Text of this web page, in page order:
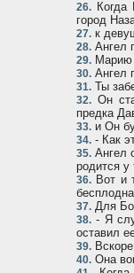
26. Когда
город
27. к
28. Aнгел
29. Марию
30. Aнгел
31. Ты
32. Он
предка
33. и Он
34. - Как
35. Aнгел
родится
36. Вот и
37. Для
38. - Я
оставил
39.
40. Она